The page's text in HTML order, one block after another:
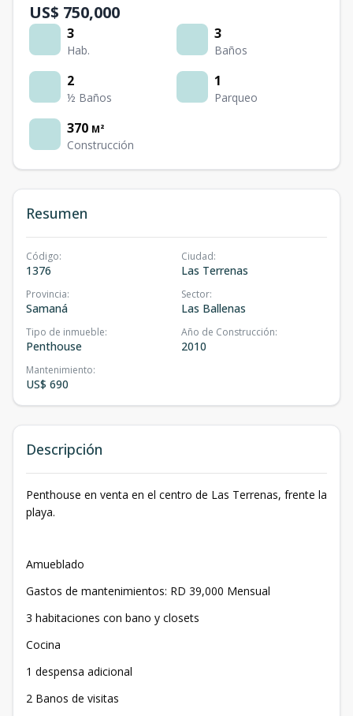
US$ 750,000
3
Hab.
3
Baños
2
½ Baños
1
Parqueo
370 M²
Construcción
Resumen
Código:
1376
Ciudad:
Las Terrenas
Provincia:
Samaná
Sector:
Las Ballenas
Tipo de inmueble:
Penthouse
Año de Construcción:
2010
Mantenimiento:
US$ 690
Descripción
Penthouse en venta en el centro de Las Terrenas, frente la
playa.
Amueblado
Gastos de mantenimientos: RD 39,000 Mensual
3 habitaciones con bano y closets
Cocina
1 despensa adicional
2 Banos de visitas